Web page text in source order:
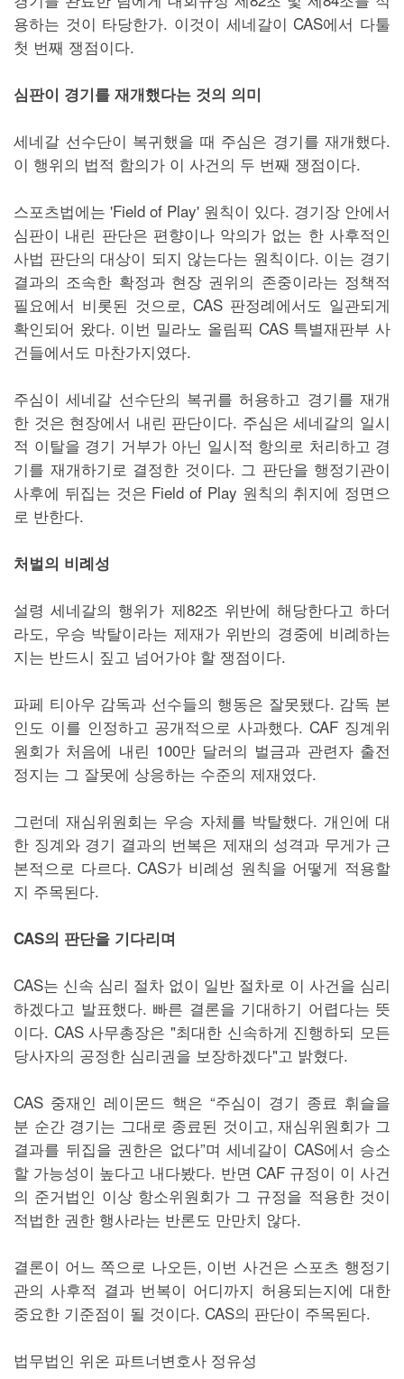
용하는 것이 타당한가. 이것이 세네갈이 CAS에서 다툴
첫 번째 쟁점이다.
심판이 경기를 재개했다는 것의 의미
세네갈 선수단이 복귀했을 때 주심은 경기를 재개했다.
이 행위의 법적 함의가 이 사건의 두 번째 쟁점이다.
스포츠법에는 'Field of Play' 원칙이 있다. 경기장 안에서
심판이 내린 판단은 편향이나 악의가 없는 한 사후적인
사법 판단의 대상이 되지 않는다는 원칙이다. 이는 경기
결과의 조속한 확정과 현장 권위의 존중이라는 정책적
필요에서 비롯된 것으로, CAS 판정례에서도 일관되게
확인되어 왔다. 이번 밀라노 올림픽 CAS 특별재판부 사
건들에서도 마찬가지였다.
주심이 세네갈 선수단의 복귀를 허용하고 경기를 재개
한 것은 현장에서 내린 판단이다. 주심은 세네갈의 일시
적 이탈을 경기 거부가 아닌 일시적 항의로 처리하고 경
기를 재개하기로 결정한 것이다. 그 판단을 행정기관이
사후에 뒤집는 것은 Field of Play 원칙의 취지에 정면으
로 반한다.
처벌의 비례성
설령 세네갈의 행위가 제82조 위반에 해당한다고 하더
라도, 우승 박탈이라는 제재가 위반의 경중에 비례하는
지는 반드시 짚고 넘어가야 할 쟁점이다.
파페 티아우 감독과 선수들의 행동은 잘못됐다. 감독 본
인도 이를 인정하고 공개적으로 사과했다. CAF 징계위
원회가 처음에 내린 100만 달러의 벌금과 관련자 출전
정지는 그 잘못에 상응하는 수준의 제재였다.
그런데 재심위원회는 우승 자체를 박탈했다. 개인에 대
한 징계와 경기 결과의 번복은 제재의 성격과 무게가 근
본적으로 다르다. CAS가 비례성 원칙을 어떻게 적용할
지 주목된다.
CAS의 판단을 기다리며
CAS는 신속 심리 절차 없이 일반 절차로 이 사건을 심리
하겠다고 발표했다. 빠른 결론을 기대하기 어렵다는 뜻
이다. CAS 사무총장은 "최대한 신속하게 진행하되 모든
당사자의 공정한 심리권을 보장하겠다"고 밝혔다.
CAS 중재인 레이몬드 핵은 “주심이 경기 종료 휘슬을
분 순간 경기는 그대로 종료된 것이고, 재심위원회가 그
결과를 뒤집을 권한은 없다”며 세네갈이 CAS에서 승소
할 가능성이 높다고 내다봤다. 반면 CAF 규정이 이 사건
의 준거법인 이상 항소위원회가 그 규정을 적용한 것이
적법한 권한 행사라는 반론도 만만치 않다.
결론이 어느 쪽으로 나오든, 이번 사건은 스포츠 행정기
관의 사후적 결과 번복이 어디까지 허용되는지에 대한
중요한 기준점이 될 것이다. CAS의 판단이 주목된다.
법무법인 위온 파트너변호사 정유성